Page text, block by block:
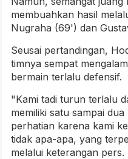
membuahkan hasil
Nugraha (69') dan
Seusai pertandingan,
timnya sempat
bermain terlalu defensif.
"Kami tadi turun terlalu
memiliki satu sampai
perhatian karena kami
tidak apa-apa, yang
melalui keterangan pers.